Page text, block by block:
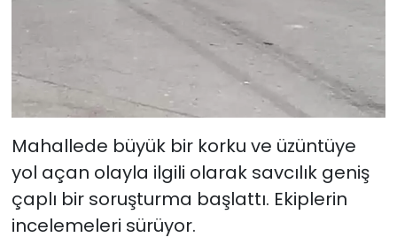
Mahallede büyük bir korku ve üzüntüye
yol açan olayla ilgili olarak savcılık geniş
çaplı bir soruşturma başlattı. Ekiplerin
incelemeleri sürüyor.